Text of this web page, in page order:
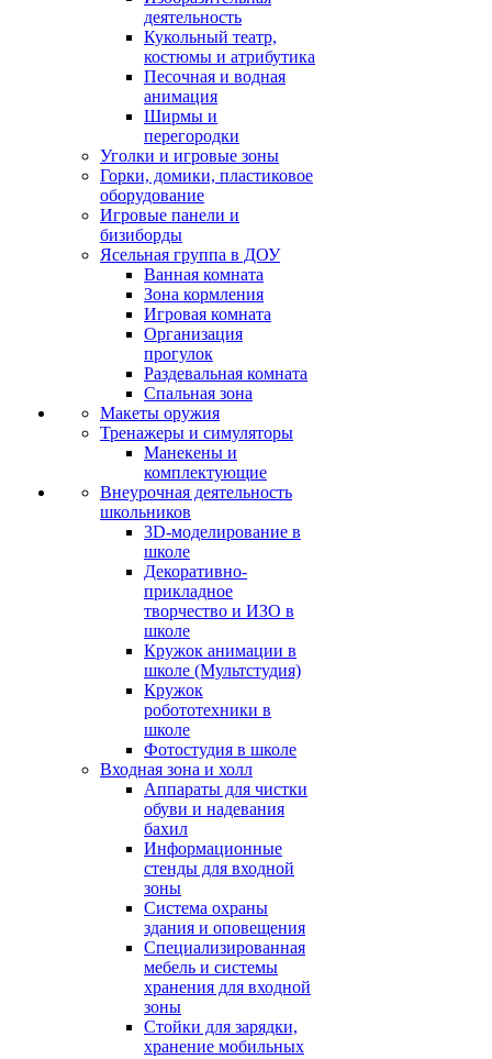
деятельность
Кукольный театр,
костюмы и атрибутика
Песочная и водная
анимация
Ширмы и
перегородки
Уголки и игровые зоны
Горки, домики, пластиковое
оборудование
Игровые панели и
бизиборды
Ясельная группа в ДОУ
Ванная комната
Зона кормления
Игровая комната
Организация
прогулок
Раздевальная комната
Спальная зона
Макеты оружия
Тренажеры и симуляторы
Манекены и
комплектующие
Внеурочная деятельность
школьников
3D-моделирование в
школе
Декоративно-
прикладное
творчество и ИЗО в
школе
Кружок анимации в
школе (Мультстудия)
Кружок
робототехники в
школе
Фотостудия в школе
Входная зона и холл
Аппараты для чистки
обуви и надевания
бахил
Информационные
стенды для входной
зоны
Система охраны
здания и оповещения
Специализированная
мебель и системы
хранения для входной
зоны
Стойки для зарядки,
хранение мобильных